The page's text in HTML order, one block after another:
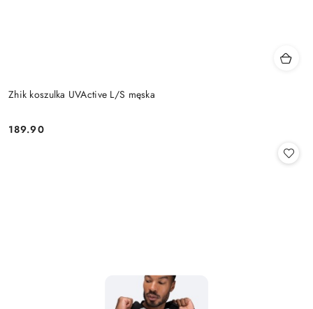
Zhik koszulka UVActive L/S męska
Cena:
189.90